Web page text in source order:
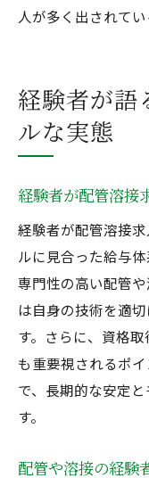
将来を見
将来性重
人が多く出されてい
経験者が語
ルな実態
経験者が配管溶接
経験者が配管溶接
ルに見合った給与
専門性の高い配管
は自身の技術を適
す。さらに、資格
も重要視されるポ
で、長期的な安定
す。
配管や溶接の経験